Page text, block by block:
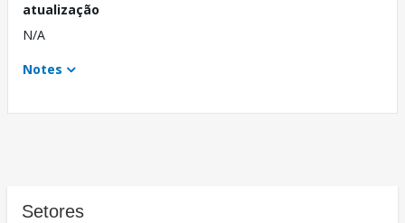
atualização
N/A
Notes
Setores